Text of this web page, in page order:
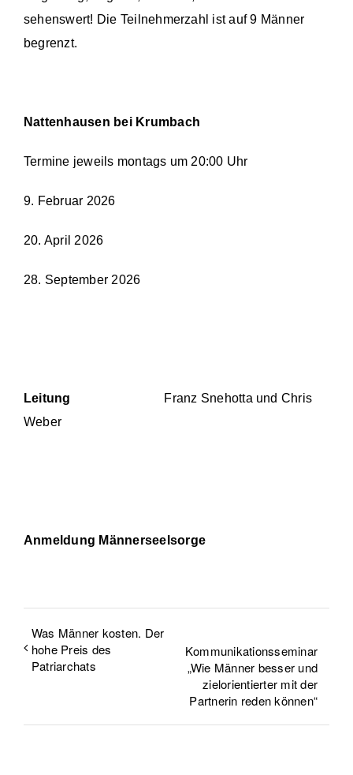
sehenswert! Die Teilnehmerzahl ist auf 9 Männer
begrenzt.
Nattenhausen bei Krumbach
Termine jeweils montags um 20:00 Uhr
9. Februar 2026
20. April 2026
28. September 2026
Leitung Franz Snehotta und Chris
Weber
Anmeldung Männerseelsorge
Was Männer kosten. Der
hohe Preis des
Patriarchats
Kommunikationsseminar
„Wie Männer besser und
zielorientierter mit der
Partnerin reden können“